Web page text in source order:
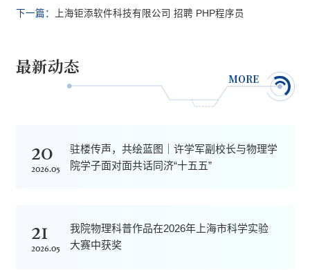
下一篇： 上海钜添软件科技有限公司 招聘 PHP程序员
最新动态
MORE
20
2026.05
驻楼传声，共绘蓝图｜许学军副校长与物理学
院学子面对面共话同济“十五五”
21
2026.05
我院物理科普作品在2026年上海市科学实验
大赛中获奖